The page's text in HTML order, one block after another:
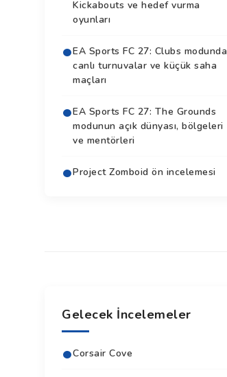
Kickabouts ve hedef vurma
oyunları
EA Sports FC 27: Clubs modunda
canlı turnuvalar ve küçük saha
maçları
EA Sports FC 27: The Grounds
modunun açık dünyası, bölgeleri
ve mentörleri
Project Zomboid ön incelemesi
Gelecek İncelemeler
Corsair Cove